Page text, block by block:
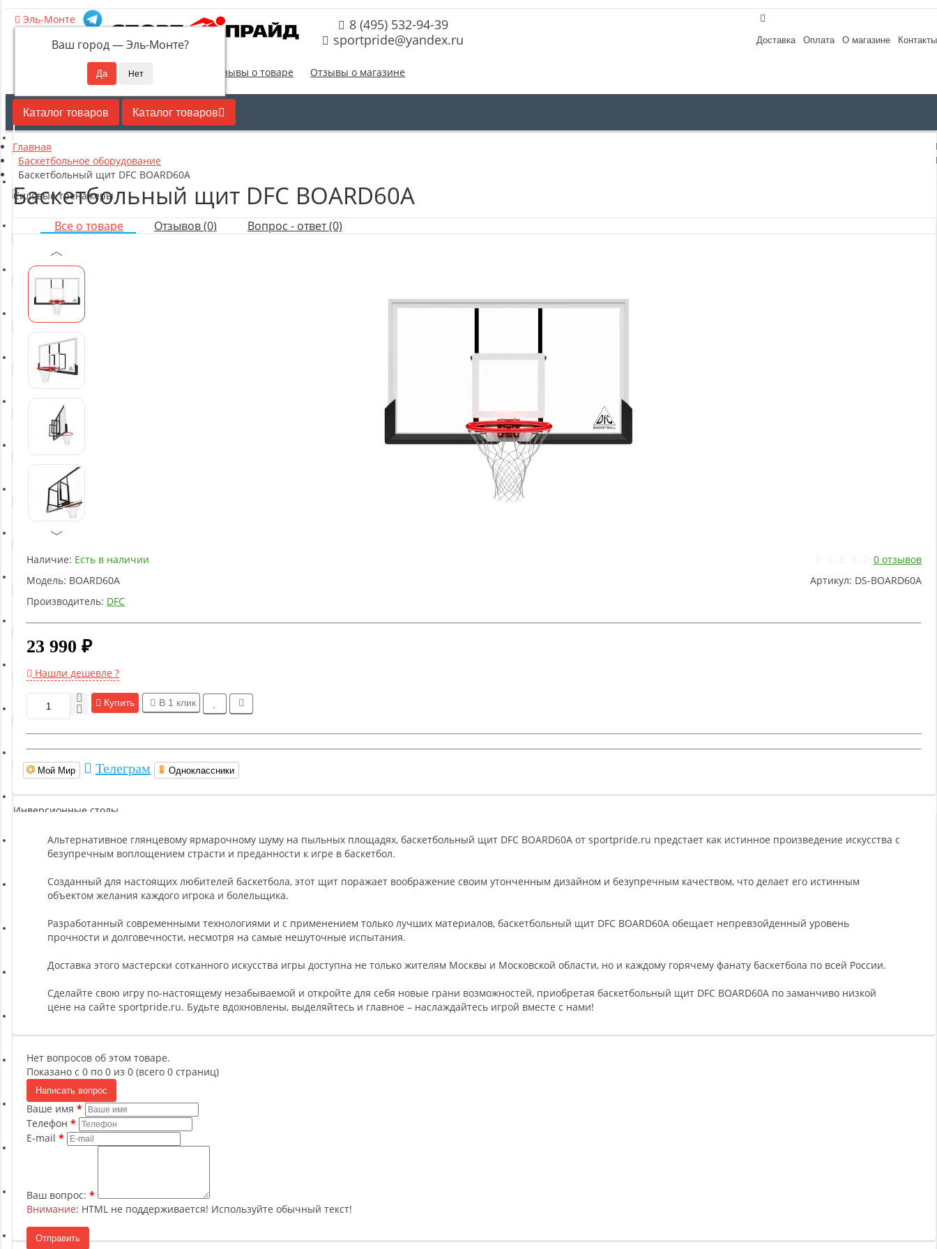
Доставка Оплата О магазине Контакты
Эль-Монте
Ваш город —Эль-Монте?
8 (495) 532-94-39
sportpride@yandex.ru
Отзывы о товаре Отзывы о магазине
Каталог товаров Каталог товаров
Кардиотренажеры
Силовые тренажеры
Оборудование для настольного тенниса
Батуты
Баскетбольное оборудование
Массажное оборудование
Игротека
Детское оборудование
Аэробика и фитнес
Функциональный тренинг
Йога и пилатес
Бокс и единоборства
Инверсионные столы
Легкая атлетика
Прочее оборудование (пьедесталы и скамьи для раздевалок)
Ремни, Пояса и Упряжи
Системы хранения
Футбол и гандбол
Отзывы о товаре
Главная
Баскетбольное оборудование
Баскетбольный щит DFC BOARD60A
Баскетбольный щит DFC BOARD60A
Все о товаре Отзывов (0) Вопрос - ответ (0)
Наличие: Есть в наличии
0 отзывов
Модель: BOARD60A Артикул: DS-BOARD60A
Производитель: DFC
23 990 ₽
Нашли дешевле ?
Купить В 1 клик
Мой Мир Телеграм Одноклассники
Альтернативное глянцевому ярмарочному шуму на пыльных площадях, баскетбольный щит DFC BOARD60A от sportpride.ru предстает как истинное произведение искусства с
безупречным воплощением страсти и преданности к игре в баскетбол.
Созданный для настоящих любителей баскетбола, этот щит поражает воображение своим утонченным дизайном и безупречным качеством, что делает его истинным
объектом желания каждого игрока и болельщика.
Разработанный современными технологиями и с применением только лучших материалов, баскетбольный щит DFC BOARD60A обещает непревзойденный уровень
прочности и долговечности, несмотря на самые нешуточные испытания.
Доставка этого мастерски сотканного искусства игры доступна не только жителям Москвы и Московской области, но и каждому горячему фанату баскетбола по всей России.
Сделайте свою игру по-настоящему незабываемой и откройте для себя новые грани возможностей, приобретая баскетбольный щит DFC BOARD60A по заманчиво низкой
цене на сайте sportpride.ru. Будьте вдохновлены, выделяйтесь и главное – наслаждайтесь игрой вместе с нами!
Нет вопросов об этом товаре.
Показано с 0 по 0 из 0 (всего 0 страниц)
Написать вопрос
Ваше имя
Телефон
E-mail
Ваш вопрос:
Внимание: HTML не поддерживается! Используйте обычный текст!
Отправить